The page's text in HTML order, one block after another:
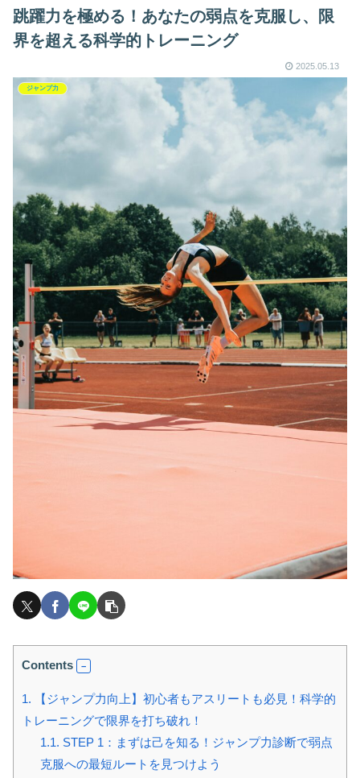
跳躍力を極める！あなたの弱点を克服し、限
界を超える科学的トレーニング
2025.05.13
ジャンプ力
Contents
1. 【ジャンプ力向上】初心者もアスリートも必見！科学的
トレーニングで限界を打ち破れ！
1.1. STEP 1：まずは己を知る！ジャンプ力診断で弱点
克服への最短ルートを見つけよう